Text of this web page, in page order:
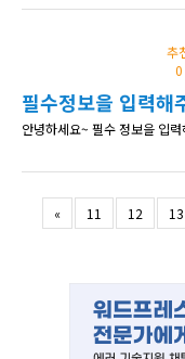
추
0
필수정보을 입력해
« 11 12 13